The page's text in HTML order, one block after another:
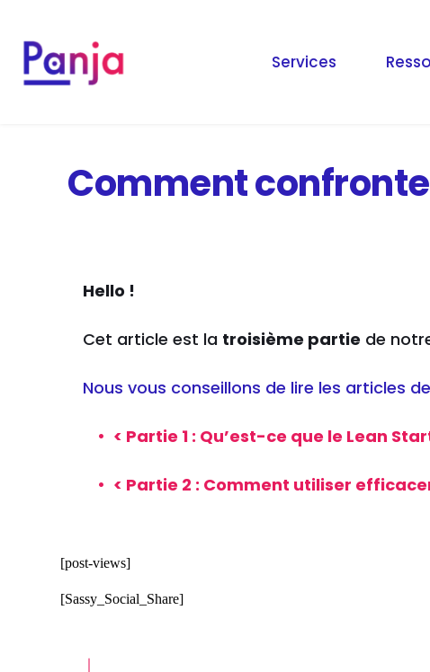
Services
Comment
Hello !
Cet article est la troisième partie de
Nous vous conseillons de lire les articles
< Partie 1 : Qu’est-ce que le Lean
< Partie 2 : Comment utiliser
[post-views]
[Sassy_Social_Share]